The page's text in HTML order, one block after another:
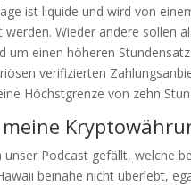
ist liquide und wird von
Wieder andere sollen
um einen höheren
verifizierten
Höchstgrenze von zehn
unser Podcast gefällt, welche
beinahe nicht überlebt,